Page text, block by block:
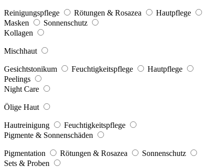
Reinigungspflege Rötungen & Rosazea
Hautpflege
Masken
Sonnenschutz
Kollagen
Mischhaut
Gesichtstonikum Feuchtigkeitspflege
Hautpflege
Peelings
Night Care
Ölige Haut
Hautreinigung
Feuchtigkeitspflege
Pigmente & Sonnenschäden
Pigmentation Rötungen & Rosazea
Sonnenschutz
Sets & Proben